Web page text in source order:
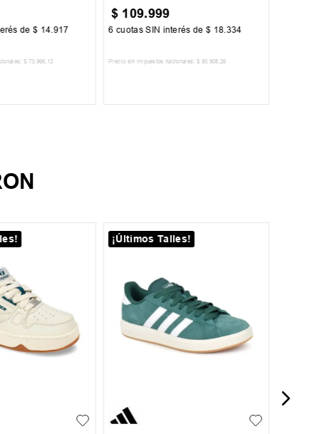
de$ 14 917
$ 73.966 ,12
$ 109.999
6 cuotas SIN interés de$ 18 334
Precio sin impuestos nacionales: $ 90.908 ,26
¡Últimos Talles!